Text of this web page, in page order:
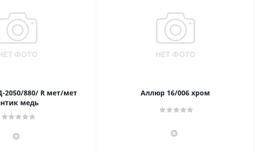
2050/880/ R мет/мет
медь
Аллюр 16/006 хром